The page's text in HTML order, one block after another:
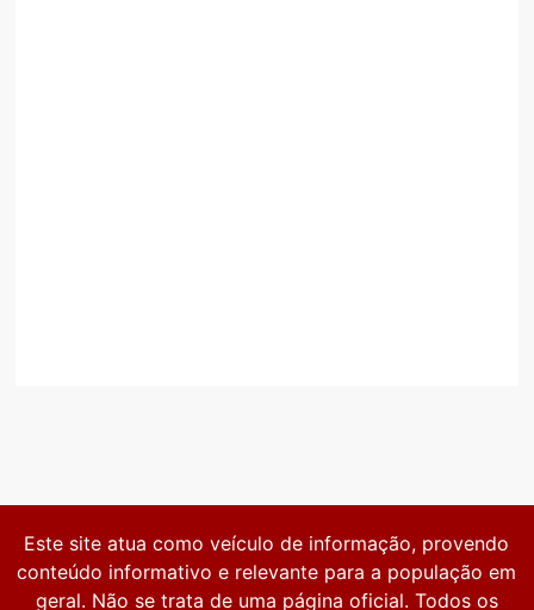
Este site atua como veículo de informação, provendo
conteúdo informativo e relevante para a população em
geral. Não se trata de uma página oficial. Todos os